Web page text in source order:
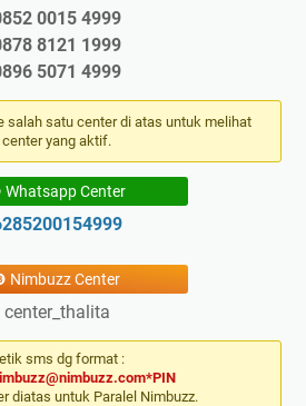
0015 4999
8121 1999
5071 4999
salah satu center di atas untuk melihat
center yang aktif.
Center
Nimbuzz Center
center_thalita
sms dg format :
diatas untuk Paralel Nimbuzz.